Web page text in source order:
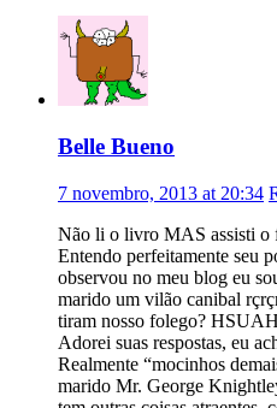
Belle Bueno
7 novembro, 2013 at 20:34
Não li o livro MAS assisti o
Entendo perfeitamente seu
observou no meu blog eu
marido um vilão canibal
tiram nosso folego?
Adorei suas respostas, eu
Realmente “mocinhos
marido Mr. George